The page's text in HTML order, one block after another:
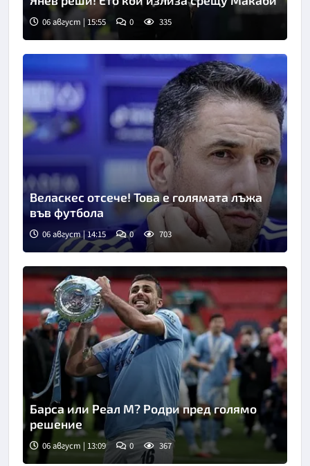
06 август | 15:55 0 335
Веласкес отсече! Това е голямата лъжа
във футбола
06 август | 14:15 0 703
Барса или Реал М? Родри пред голямо
решение
06 август | 13:09 0 367